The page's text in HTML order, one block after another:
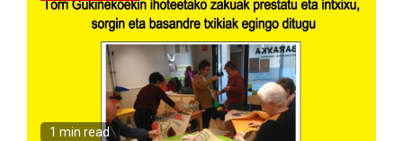
1 min read